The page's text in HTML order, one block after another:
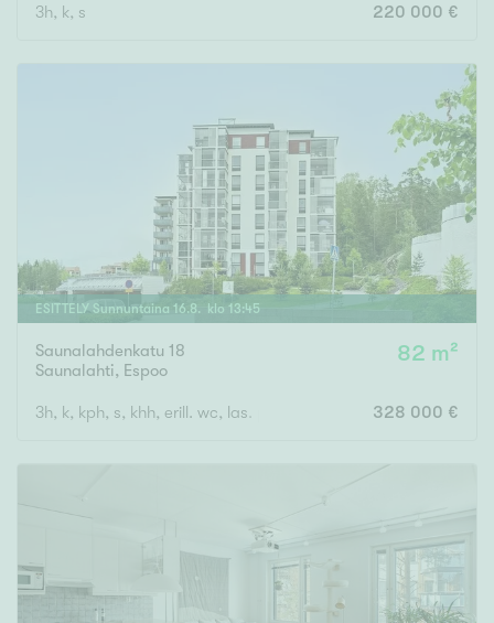
3h, k, s 220 000 €
ESITTELY Sunnuntaina 16.8. klo 13:45
Saunalahdenkatu 18
Saunalahti, Espoo
82 m²
3h, k, kph, s, khh, erill. wc, las. parveke 328 000 €